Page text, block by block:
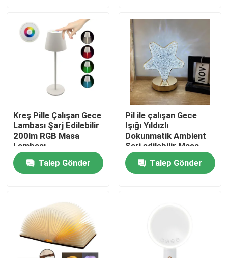
videolar
Hakkımızda
Fabrika turu
Kalite kontrol
Bir teklif isteği
Taşınabilir LED Çalışma Lambaları
Kreş Pille Çalışan Gece
Lambası Şarj Edilebilir
200lm RGB Masa
Lambası
Talep Gönder
Pil ile çalışan Gece
Işığı Yıldızlı
Dokunmatik Ambient
Şarj edilebilir Masa
Lampası 3.7V 1200mA
Talep Gönder